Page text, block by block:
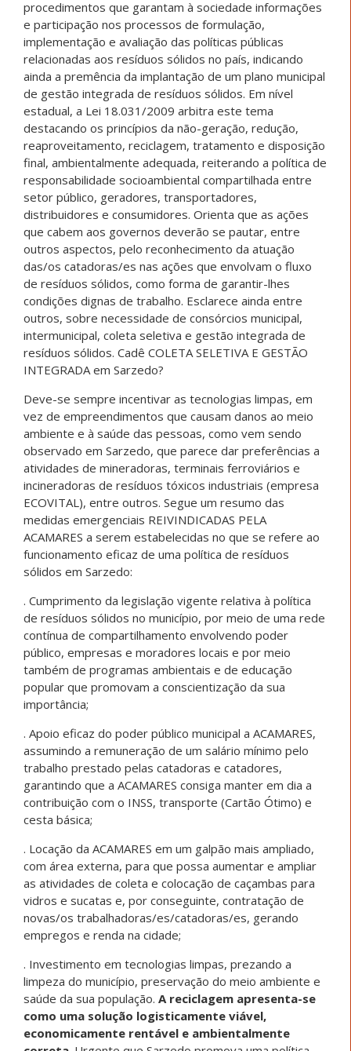
procedimentos que garantam à sociedade informações
e participação nos processos de formulação,
implementação e avaliação das políticas públicas
relacionadas aos resíduos sólidos no país, indicando
ainda a premência da implantação de um plano municipal
de gestão integrada de resíduos sólidos. Em nível
estadual, a Lei 18.031/2009 arbitra este tema
destacando os princípios da não-geração, redução,
reaproveitamento, reciclagem, tratamento e disposição
final, ambientalmente adequada, reiterando a política de
responsabilidade socioambiental compartilhada entre
setor público, geradores, transportadores,
distribuidores e consumidores. Orienta que as ações
que cabem aos governos deverão se pautar, entre
outros aspectos, pelo reconhecimento da atuação
das/os catadoras/es nas ações que envolvam o fluxo
de resíduos sólidos, como forma de garantir-lhes
condições dignas de trabalho. Esclarece ainda entre
outros, sobre necessidade de consórcios municipal,
intermunicipal, coleta seletiva e gestão integrada de
resíduos sólidos. Cadê COLETA SELETIVA E GESTÃO
INTEGRADA em Sarzedo?
Deve-se sempre incentivar as tecnologias limpas, em
vez de empreendimentos que causam danos ao meio
ambiente e à saúde das pessoas, como vem sendo
observado em Sarzedo, que parece dar preferências a
atividades de mineradoras, terminais ferroviários e
incineradoras de resíduos tóxicos industriais (empresa
ECOVITAL), entre outros. Segue um resumo das
medidas emergenciais REIVINDICADAS PELA
ACAMARES a serem estabelecidas no que se refere ao
funcionamento eficaz de uma política de resíduos
sólidos em Sarzedo:
. Cumprimento da legislação vigente relativa à política
de resíduos sólidos no município, por meio de uma rede
contínua de compartilhamento envolvendo poder
público, empresas e moradores locais e por meio
também de programas ambientais e de educação
popular que promovam a conscientização da sua
importância;
. Apoio eficaz do poder público municipal a ACAMARES,
assumindo a remuneração de um salário mínimo pelo
trabalho prestado pelas catadoras e catadores,
garantindo que a ACAMARES consiga manter em dia a
contribuição com o INSS, transporte (Cartão Ótimo) e
cesta básica;
. Locação da ACAMARES em um galpão mais ampliado,
com área externa, para que possa aumentar e ampliar
as atividades de coleta e colocação de caçambas para
vidros e sucatas e, por conseguinte, contratação de
novas/os trabalhadoras/es/catadoras/es, gerando
empregos e renda na cidade;
. Investimento em tecnologias limpas, prezando a
limpeza do município, preservação do meio ambiente e
saúde da sua população. A reciclagem apresenta-se
como uma solução logisticamente viável,
economicamente rentável e ambientalmente